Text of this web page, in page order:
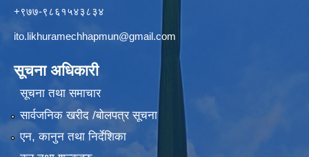
+९७७-९८६१५४३८३४
ito.likhuramechhapmun@gmail.com
सूचना अधिकारी
सूचना तथा समाचार
सार्वजनिक खरीद /बोलपत्र सूचना
एन, कानुन तथा निर्देशिका